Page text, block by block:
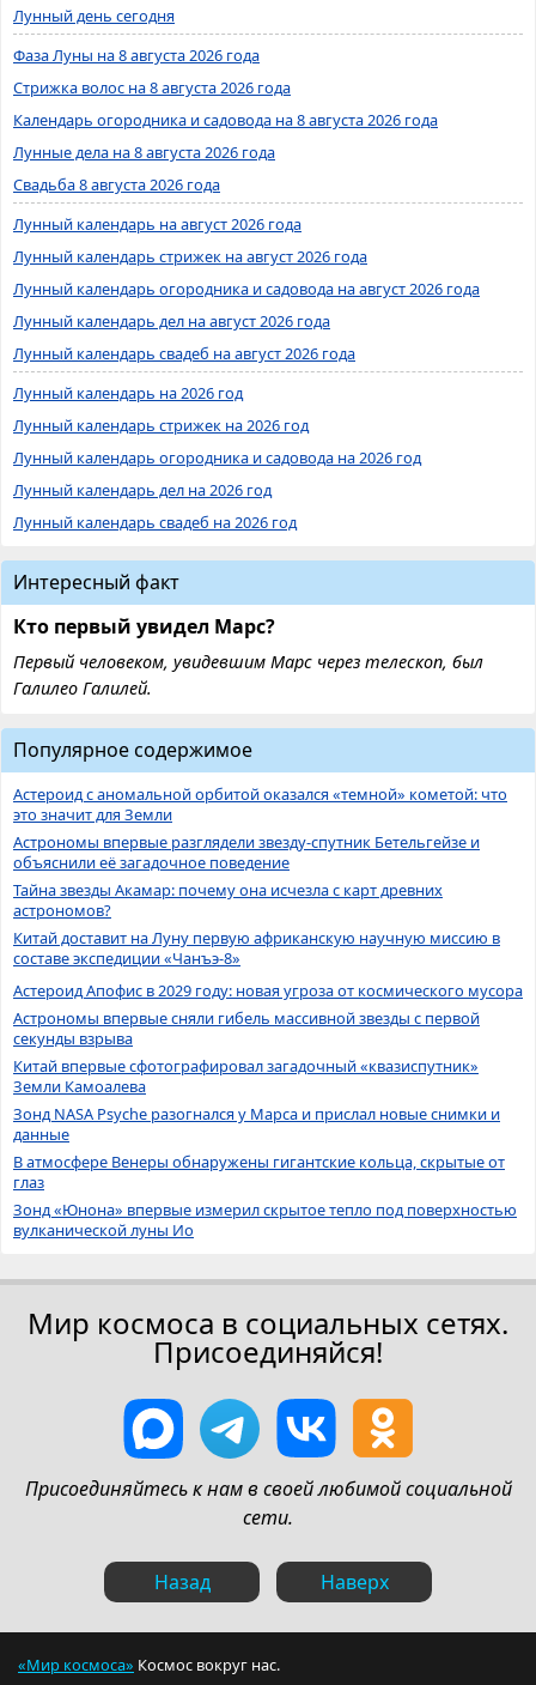
Лунный день сегодня
Фаза Луны на 8 августа 2026 года
Стрижка волос на 8 августа 2026 года
Календарь огородника и садовода на 8 августа 2026 года
Лунные дела на 8 августа 2026 года
Свадьба 8 августа 2026 года
Лунный календарь на август 2026 года
Лунный календарь стрижек на август 2026 года
Лунный календарь огородника и садовода на август 2026 года
Лунный календарь дел на август 2026 года
Лунный календарь свадеб на август 2026 года
Лунный календарь на 2026 год
Лунный календарь стрижек на 2026 год
Лунный календарь огородника и садовода на 2026 год
Лунный календарь дел на 2026 год
Лунный календарь свадеб на 2026 год
Интересный факт
Кто первый увидел Марс?
Первый человеком, увидевшим Марс через телескоп, был
Галилео Галилей.
Популярное содержимое
Астероид с аномальной орбитой оказался «темной» кометой: что
это значит для Земли
Астрономы впервые разглядели звезду-спутник Бетельгейзе и
объяснили её загадочное поведение
Тайна звезды Акамар: почему она исчезла с карт древних
астрономов?
Китай доставит на Луну первую африканскую научную миссию в
составе экспедиции «Чанъэ-8»
Астероид Апофис в 2029 году: новая угроза от космического мусора
Астрономы впервые сняли гибель массивной звезды с первой
секунды взрыва
Китай впервые сфотографировал загадочный «квазиспутник»
Земли Камоалева
Зонд NASA Psyche разогнался у Марса и прислал новые снимки и
данные
В атмосфере Венеры обнаружены гигантские кольца, скрытые от
глаз
Зонд «Юнона» впервые измерил скрытое тепло под поверхностью
вулканической луны Ио
Мир космоса в социальных сетях.
Присоединяйся!
Присоединяйтесь к нам в своей любимой социальной
сети.
Назад Наверх
«Мир космоса» Космос вокруг нас.